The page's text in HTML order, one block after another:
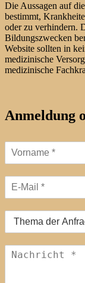
Die Aussagen auf
bestimmt,
oder zu verhindern.
Bildungszwecken
Website sollten in
medizinische
medizinische
Anmeldung